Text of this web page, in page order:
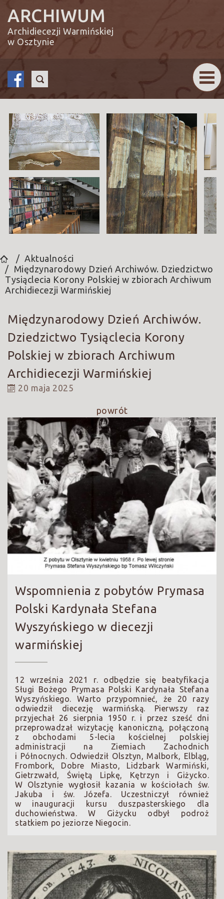
ARCHIWUM
Archidiecezji Warmińskiej
w Osztynie
Aktualności
Międzynarodowy Dzień Archiwów. Dziedzictwo
Tysiąclecia Korony Polskiej w zbiorach Archiwum
Archidiecezji Warmińskiej
Międzynarodowy Dzień Archiwów.
Dziedzictwo Tysiąclecia Korony
Polskiej w zbiorach Archiwum
Archidiecezji Warmińskiej
20 maja 2025
powrót
Wspomnienia z pobytów Prymasa
Polski Kardynała Stefana
Wyszyńskiego w diecezji
warmińskiej
12 września 2021 r. odbędzie się beatyfikacja
Sługi Bożego Prymasa Polski Kardynała Stefana
Wyszyńskiego. Warto przypomnieć, że 20 razy
odwiedził diecezję warmińską. Pierwszy raz
przyjechał 26 sierpnia 1950 r. i przez sześć dni
przeprowadzał wizytację kanoniczną, połączoną
z obchodami 5-lecia kościelnej polskiej
administracji na Ziemiach Zachodnich
i Północnych. Odwiedził Olsztyn, Malbork, Elbląg,
Frombork, Dobre Miasto, Lidzbark Warmiński,
Gietrzwałd, Świętą Lipkę, Kętrzyn i Giżycko.
W Olsztynie wygłosił kazania w kościołach św.
Jakuba i św. Józefa. Uczestniczył również
w inauguracji kursu duszpasterskiego dla
duchowieństwa. W Giżycku odbył podroż
statkiem po jeziorze Niegocin.